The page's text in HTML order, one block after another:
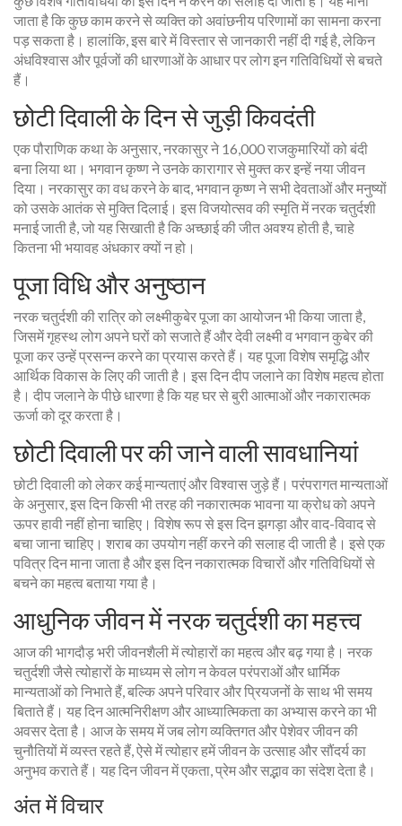
जाता है कि कुछ काम करने से व्यक्ति को अवांछनीय परिणामों का सामना करना
पड़ सकता है। हालांकि, इस बारे में विस्तार से जानकारी नहीं दी गई है, लेकिन
अंधविश्वास और पूर्वजों की धारणाओं के आधार पर लोग इन गतिविधियों से बचते
हैं।
छोटी दिवाली के दिन से जुड़ी किवदंती
एक पौराणिक कथा के अनुसार, नरकासुर ने 16,000 राजकुमारियों को बंदी
बना लिया था। भगवान कृष्ण ने उनके कारागार से मुक्त कर इन्हें नया जीवन
दिया। नरकासुर का वध करने के बाद, भगवान कृष्ण ने सभी देवताओं और मनुष्यों
को उसके आतंक से मुक्ति दिलाई। इस विजयोत्सव की स्मृति में नरक चतुर्दशी
मनाई जाती है, जो यह सिखाती है कि अच्छाई की जीत अवश्य होती है, चाहे
कितना भी भयावह अंधकार क्यों न हो।
पूजा विधि और अनुष्ठान
नरक चतुर्दशी की रात्रि को लक्ष्मीकुबेर पूजा का आयोजन भी किया जाता है,
जिसमें गृहस्थ लोग अपने घरों को सजाते हैं और देवी लक्ष्मी व भगवान कुबेर की
पूजा कर उन्हें प्रसन्न करने का प्रयास करते हैं। यह पूजा विशेष समृद्धि और
आर्थिक विकास के लिए की जाती है। इस दिन दीप जलाने का विशेष महत्व होता
है। दीप जलाने के पीछे धारणा है कि यह घर से बुरी आत्माओं और नकारात्मक
ऊर्जा को दूर करता है।
छोटी दिवाली पर की जाने वाली सावधानियां
छोटी दिवाली को लेकर कई मान्यताएं और विश्वास जुड़े हैं। परंपरागत मान्यताओं
के अनुसार, इस दिन किसी भी तरह की नकारात्मक भावना या क्रोध को अपने
ऊपर हावी नहीं होना चाहिए। विशेष रूप से इस दिन झगड़ा और वाद-विवाद से
बचा जाना चाहिए। शराब का उपयोग नहीं करने की सलाह दी जाती है। इसे एक
पवित्र दिन माना जाता है और इस दिन नकारात्मक विचारों और गतिविधियों से
बचने का महत्व बताया गया है।
आधुनिक जीवन में नरक चतुर्दशी का महत्त्व
आज की भागदौड़ भरी जीवनशैली में त्योहारों का महत्व और बढ़ गया है। नरक
चतुर्दशी जैसे त्योहारों के माध्यम से लोग न केवल परंपराओं और धार्मिक
मान्यताओं को निभाते हैं, बल्कि अपने परिवार और प्रियजनों के साथ भी समय
बिताते हैं। यह दिन आत्मनिरीक्षण और आध्यात्मिकता का अभ्यास करने का भी
अवसर देता है। आज के समय में जब लोग व्यक्तिगत और पेशेवर जीवन की
चुनौतियों में व्यस्त रहते हैं, ऐसे में त्योहार हमें जीवन के उत्साह और सौंदर्य का
अनुभव कराते हैं। यह दिन जीवन में एकता, प्रेम और सद्भाव का संदेश देता है।
अंत में विचार